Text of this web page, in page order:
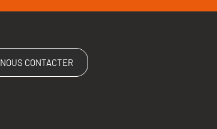
NOUS CONTACTER